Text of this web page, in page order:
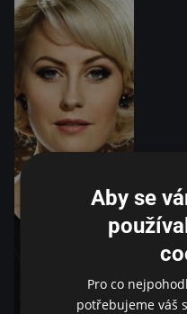
Aby se
Pro co
potřebujeme váš